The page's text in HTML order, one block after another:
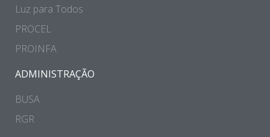
Luz para Todos
PROCEL
PROINFA
ADMINISTRAÇÃO
BUSA
RGR